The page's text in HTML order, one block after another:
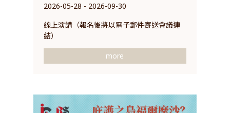
2026-05-28 - 2026-09-30
線上演講（報名後將以電子郵件寄送會議連
結）
more